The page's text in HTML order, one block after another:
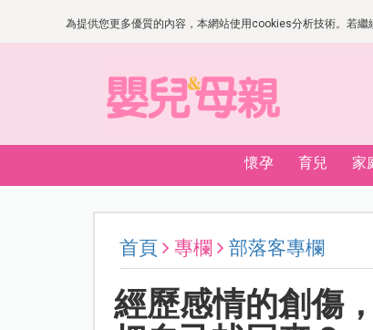
為提供您更多優質的內容，本網站使用cookies分析技術。若
懷孕 育兒 家
首頁 專欄 部落客專欄
經歷感情的創傷